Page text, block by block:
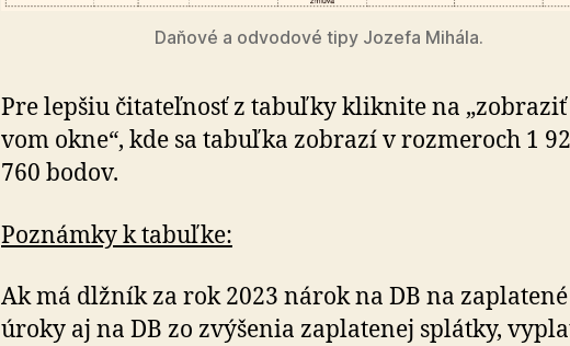
Daňové a odvodové tipy Jozefa Mihála.
Pre lepšiu čitateľnosť z tabuľky kliknite na
vom okne“, kde sa tabuľka zobrazí v roz­me­roch 1
760 bodov.
Poznámky k tabuľke:
Ak má dlžník za rok 2023 nárok na DB na zapla­te­né
úroky aj na DB zo zvý­še­nia zapla­te­nej splátky,